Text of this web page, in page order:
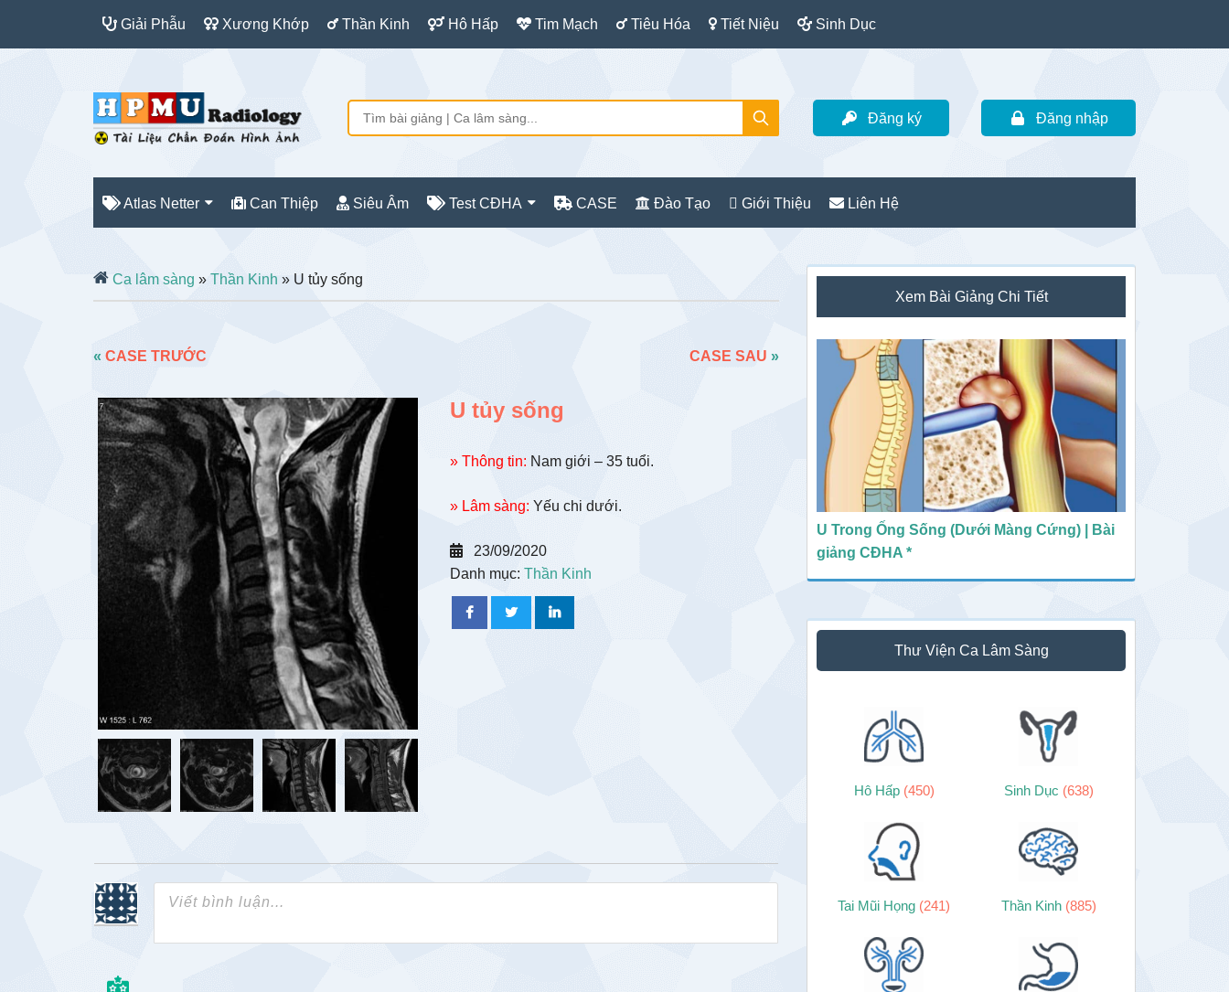
Giải Phẫu Xương Khớp Thần Kinh Hô Hấp Tim Mạch Tiêu Hóa Tiết Niệu Sinh Dục
Đăng ký Đăng nhập
Atlas Netter Can Thiệp Siêu Âm Test CĐHA CASE Đào Tạo Giới Thiệu Liên Hệ
Ca lâm sàng » Thần Kinh » U tủy sống
« CASE TRƯỚC CASE SAU »
U tủy sống
» Thông tin: Nam giới – 35 tuổi.
» Lâm sàng: Yếu chi dưới.
23/09/2020
Danh mục: Thần Kinh
Sidebar
chính
Xem Bài Giảng Chi Tiết
U Trong Ống Sống (Dưới Màng Cứng) | Bài
giảng CĐHA *
Thư Viện Ca Lâm Sàng
Hô Hấp (450) Sinh Dục (638)
Tai Mũi Họng (241) Thần Kinh (885)